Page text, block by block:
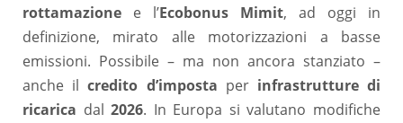
rottamazione e l’Ecobonus Mimit, ad oggi in
definizione, mirato alle motorizzazioni a basse
emissioni. Possibile – ma non ancora stanziato –
anche ilcredito d’imposta per infrastrutture di
ricarica dal2026. In Europa si valutano modifiche